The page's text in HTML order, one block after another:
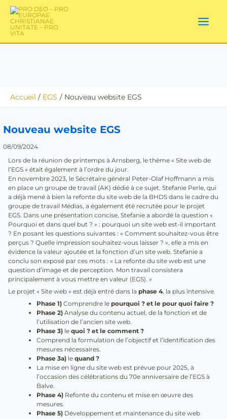
contenu
Accueil EGS Nouveau website EGS
Nouveau website EGS
08/09/2024
Lors de la réunion de printemps à Arnsberg, le thème « Site web de
l’EGS » était également à l’ordre du jour.
En novembre 2023, le Sécrétaire général Peter-Olaf Hoffmann a mis
en place un groupe de travail (AK) dédié à ce sujet. Stefanie Perle, qui
a déjà mené à bien la refonte du site web de la BHDS dans le cadre du
groupe de travail Médias, a également été recrutée pour le projet
EGS. Dans une présentation concise, Stefanie a abordé la question «
Pourquoi et dans quel but ? » : pourquoi un site web est-il important
? En posant les questions suivantes : « Comment souhaitez-vous être
perçus ? Quelle impression souhaitez-vous laisser ? », elle a mis en
évidence la valeur ajoutée et la fonction d’un site web. Stefanie a
conclu son exposé par ces mots : « La refonte du site web est une
question d’image et de perception. Mon travail consistera
principalement à vous mettre en valeur (EGS). »
Le projet « Site web » est déjà entré dans laphase 4, la plus intensive.
Phase 1) Comprendre lepourquoi ? et le pour quoi faire ?
Phase 2) Analyse du contenu actuel, de la fonction et de
l’utilisation de l’ancien site web.
Phase 3) lequoi ? et le comment ?
Comprend la formulation de l’objectif et l’identification des
mesures nécessaires.
Phase 3a) lequand ?
La mise en ligne du site web est prévue pour 2025, à
l’occasion des célébrations du 70e anniversaire de l’EGS à
Balve.
Phase 4) Refonte du contenu et mise en œuvre des
mesures.
Phase 5) Développement et maintenance du site web